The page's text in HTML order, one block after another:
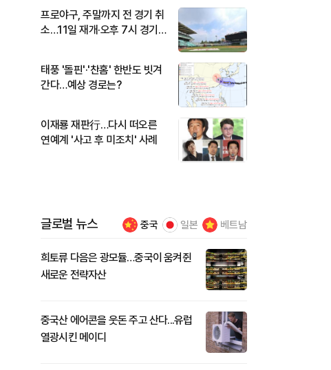
프로야구, 주말까지 전 경기 취
소…11일 재개·오후 7시 경기
태풍 '돌핀'·'찬홈' 한반도 빗겨
간다…예상 경로는?
이재룡 재판行…다시 떠오른
연예계 '사고 후 미조치' 사례
글로벌 뉴스 중국 일본 베트남
희토류 다음은 광모듈…중국이 움켜쥔
새로운 전략자산
중국산 에어콘을 웃돈 주고 산다...유럽
열광시킨 메이디